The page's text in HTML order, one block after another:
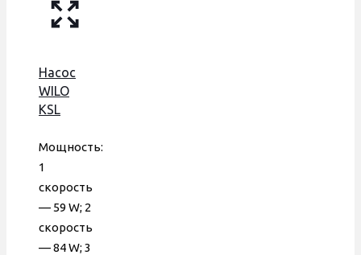
Насос
WILO
KSL
аналог,
без
гидрогруппы,
117 W
Мощность:
1
скорость
— 59 W; 2
скорость
— 84 W; 3